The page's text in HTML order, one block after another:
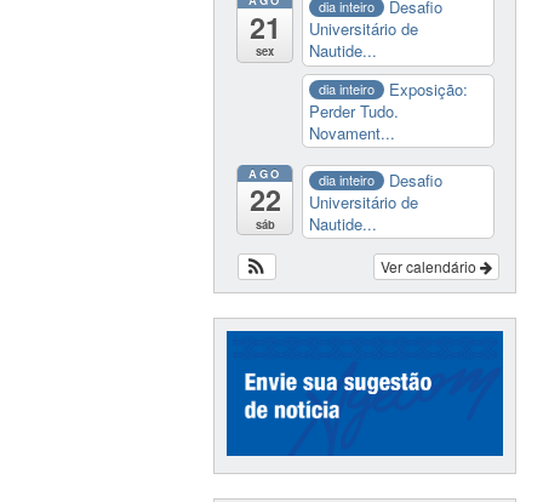
21
sex
dia inteiro
Desafio
Universitário de
Nautide...
dia inteiro
Exposição:
Perder Tudo.
Novament...
AGO
22
sáb
dia inteiro
Desafio
Universitário de
Nautide...
Ver calendário